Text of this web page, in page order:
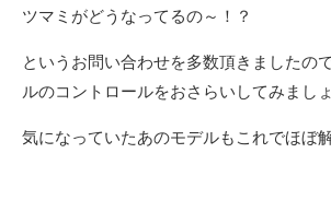
ツマミがどうなってるの～！？
というお問い合わせを多数頂きましたの
ルのコントロールをおさらいしてみましょ
気になっていたあのモデルもこれでほぼ